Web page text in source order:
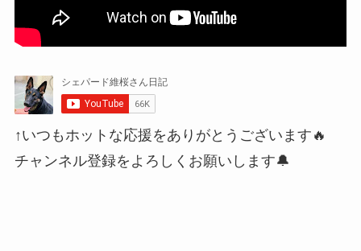
↑いつもホットな応援をありがとうございます🔥
チャンネル登録をよろしくお願いします🔔